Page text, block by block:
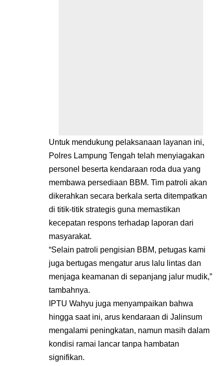
Untuk mendukung pelaksanaan layanan ini,
Polres Lampung Tengah telah menyiagakan
personel beserta kendaraan roda dua yang
membawa persediaan BBM. Tim patroli akan
dikerahkan secara berkala serta ditempatkan
di titik-titik strategis guna memastikan
kecepatan respons terhadap laporan dari
masyarakat.
“Selain patroli pengisian BBM, petugas kami
juga bertugas mengatur arus lalu lintas dan
menjaga keamanan di sepanjang jalur mudik,”
tambahnya.
IPTU Wahyu juga menyampaikan bahwa
hingga saat ini, arus kendaraan di Jalinsum
mengalami peningkatan, namun masih dalam
kondisi ramai lancar tanpa hambatan
signifikan.